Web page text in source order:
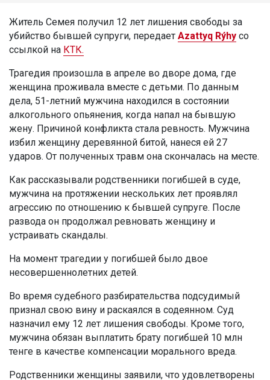
Житель Семея получил 12 лет лишения свободы за
убийство бывшей супруги, передает Azattyq Rýhy со
ссылкой на КТК.
Трагедия произошла в апреле во дворе дома, где
женщина проживала вместе с детьми. По данным
дела, 51-летний мужчина находился в состоянии
алкогольного опьянения, когда напал на бывшую
жену. Причиной конфликта стала ревность. Мужчина
избил женщину деревянной битой, нанеся ей 27
ударов. От полученных травм она скончалась на месте.
Как рассказывали родственники погибшей в суде,
мужчина на протяжении нескольких лет проявлял
агрессию по отношению к бывшей супруге. После
развода он продолжал ревновать женщину и
устраивать скандалы.
На момент трагедии у погибшей было двое
несовершеннолетних детей.
Во время судебного разбирательства подсудимый
признал свою вину и раскаялся в содеянном. Суд
назначил ему 12 лет лишения свободы. Кроме того,
мужчина обязан выплатить брату погибшей 10 млн
тенге в качестве компенсации морального вреда.
Родственники женщины заявили, что удовлетворены